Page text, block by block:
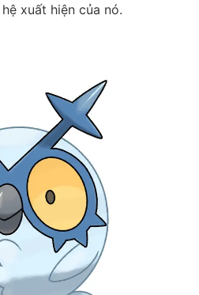
xuất hiện của nó.